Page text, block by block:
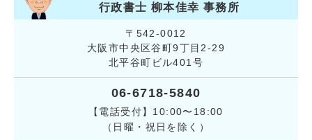
お問い合わせ
行政書士 柳本佳幸 事務所
〒542-0012
大阪市中央区谷町9丁目2-29
北平谷町ビル401号
06-6718-5840
【電話受付】10:00〜18:00
（日曜・祝日を除く）